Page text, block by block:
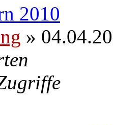
2010
»